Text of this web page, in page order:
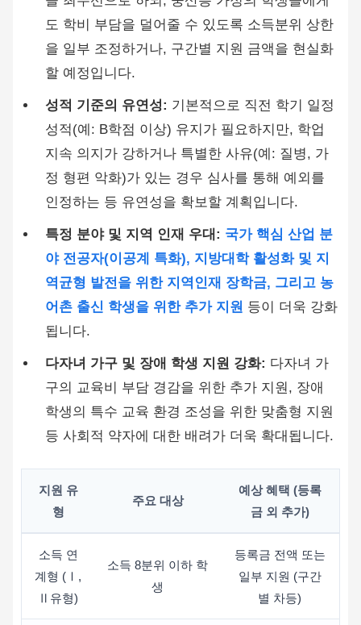
도 학비 부담을 덜어줄 수 있도록 소득분위 상한
을 일부 조정하거나, 구간별 지원 금액을 현실화
할 예정입니다.
성적 기준의 유연성: 기본적으로 직전 학기 일정
성적(예: B학점 이상) 유지가 필요하지만, 학업
지속 의지가 강하거나 특별한 사유(예: 질병, 가
정 형편 악화)가 있는 경우 심사를 통해 예외를
인정하는 등 유연성을 확보할 계획입니다.
특정 분야 및 지역 인재 우대: 국가 핵심 산업 분
야 전공자(이공계 특화), 지방대학 활성화 및 지
역균형 발전을 위한 지역인재 장학금, 그리고 농
어촌 출신 학생을 위한 추가 지원 등이 더욱 강화
됩니다.
다자녀 가구 및 장애 학생 지원 강화: 다자녀 가
구의 교육비 부담 경감을 위한 추가 지원, 장애
학생의 특수 교육 환경 조성을 위한 맞춤형 지원
등 사회적 약자에 대한 배려가 더욱 확대됩니다.
지원 유
형
주요 대상
예상 혜택 (등록
금 외 추가)
소득 연
계형 (Ⅰ,
Ⅱ유형)
소득 8분위 이하 학
생
등록금 전액 또는
일부 지원 (구간
별 차등)